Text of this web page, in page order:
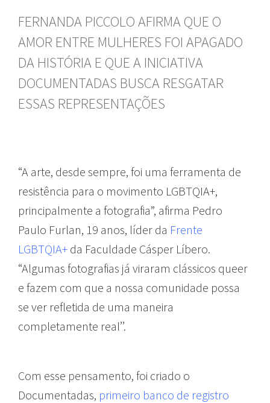
FERNANDA PICCOLO AFIRMA QUE O
AMOR ENTRE MULHERES FOI APAGADO
DA HISTÓRIA E QUE A INICIATIVA
DOCUMENTADAS BUSCA RESGATAR
ESSAS REPRESENTAÇÕES
“A arte, desde sempre, foi uma ferramenta de
resistência para o movimento LGBTQIA+,
principalmente a fotografia”, afirma Pedro
Paulo Furlan, 19 anos, líder da Frente
LGBTQIA+ da Faculdade Cásper Líbero.
“Algumas fotografias já viraram clássicos queer
e fazem com que a nossa comunidade possa
se ver refletida de uma maneira
completamente real’’.
Com esse pensamento, foi criado o
Documentadas, primeiro banco de registro